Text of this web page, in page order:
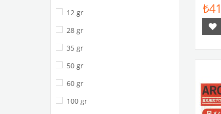
12 gr
28 gr
35 gr
50 gr
60 gr
100 gr